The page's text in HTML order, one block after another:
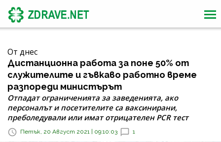
От днес
Дистанционна работа за поне 50% от
служителите и гъвкаво работно време
разпореди министърът
Отпадат ограниченията за заведенията, ако
персоналът и посетителите са ваксинирани,
преболедували или имат отрицателен PCR тест
Петък, 20 Август 2021 | 09:10:03 1